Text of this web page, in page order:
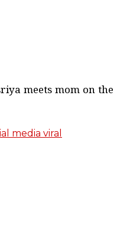
meets mom on the
media viral